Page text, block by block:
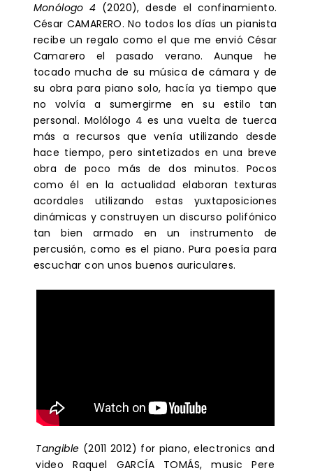
Monólogo 4 (2020), desde el confinamiento.
César CAMARERO. No todos los días un pianista
recibe un regalo como el que me envió César
Camarero el pasado verano. Aunque he
tocado mucha de su música de cámara y de
su obra para piano solo, hacía ya tiempo que
no volvía a sumergirme en su estilo tan
personal. Molólogo 4 es una vuelta de tuerca
más a recursos que venía utilizando desde
hace tiempo, pero sintetizados en una breve
obra de poco más de dos minutos. Pocos
como él en la actualidad elaboran texturas
acordales utilizando estas yuxtaposiciones
dinámicas y construyen un discurso polifónico
tan bien armado en un instrumento de
percusión, como es el piano. Pura poesía para
escuchar con unos buenos auriculares.
Tangible (2011 2012) for piano, electronics and
video Raquel GARCÍA TOMÁS, music Pere